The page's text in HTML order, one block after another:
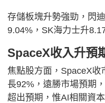
存儲板塊升勢強勁，閃
9.04%，SK海力士升
SpaceX收入升預
焦點股方面，SpaceX收
長92%，遠勝市場預期
超出預期，惟AI相關資